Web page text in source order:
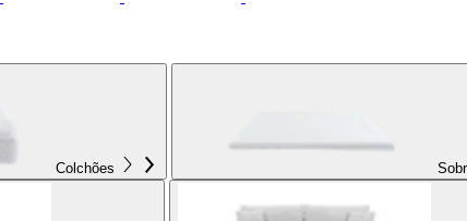
Colchões